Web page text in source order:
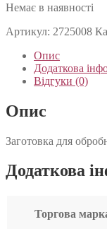
Немає в наявності
Артикул: 2725008
Опис
Додаткова
Відгуки (0)
Опис
Заготовка для
Додаткова
Торгова